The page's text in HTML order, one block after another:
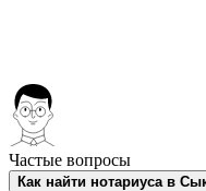
Частые вопросы
Как найти нотариуса в